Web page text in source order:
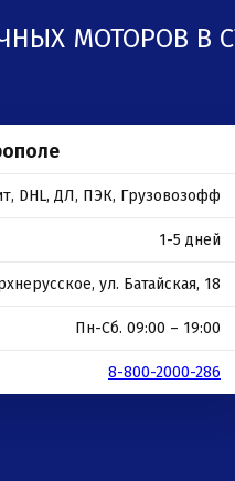
МОТОРОВ В
DHL, ДЛ, ПЭК, Грузовозофф
1-5 дней
ул. Батайская, 18
Пн-Сб. 09:00 – 19:00
8-800-2000-286